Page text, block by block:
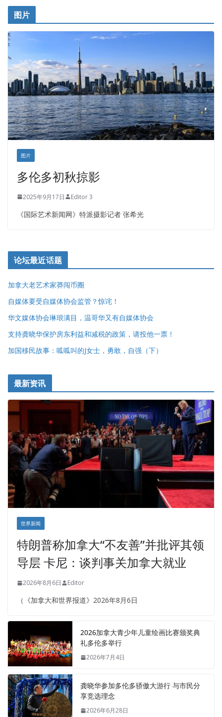
开明车行KS CAR SALES & SERVICE
健健宝公司
皇后金融集团
正点印艺设计
图片
图片
多伦多初秋掠影
2025年9月17日 Editor 3
《国际艺术新闻网》特派摄影记者 张希光
论坛最近话题
加拿大老艺术家莽闯币圈
自媒体要受自媒体协会监管？惊诧！
华文媒体协会琳琅满目，温哥华又有自媒体协会
支持龚晓华保护房东利益和减税的政策，请投他一票！
加国移民故事：呱呱叫的J女士，勇敢，自强（下）
最新资讯
世界新闻
特朗普称加拿大“不友善”并批评其领
导层 卡尼：谈判事关加拿大就业
2026年8月6日 Editor
（《加拿大和世界报道》2026年8月6日
2026加拿大青少年儿童绘画比赛颁奖典
礼多伦多举行
2026年7月4日
龚晓华参加多伦多骄傲大游行 与市民分
享竞选理念
2026年6月28日